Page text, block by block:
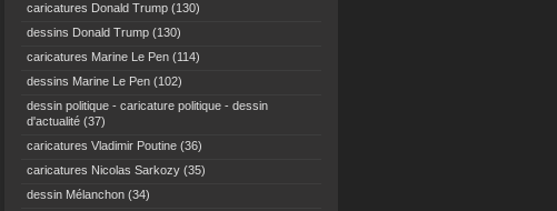
caricatures Donald Trump (130)
dessins Donald Trump (130)
caricatures Marine Le Pen (114)
dessins Marine Le Pen (102)
dessin politique - caricature politique - dessin
d'actualité (37)
caricatures Vladimir Poutine (36)
caricatures Nicolas Sarkozy (35)
dessin Mélanchon (34)